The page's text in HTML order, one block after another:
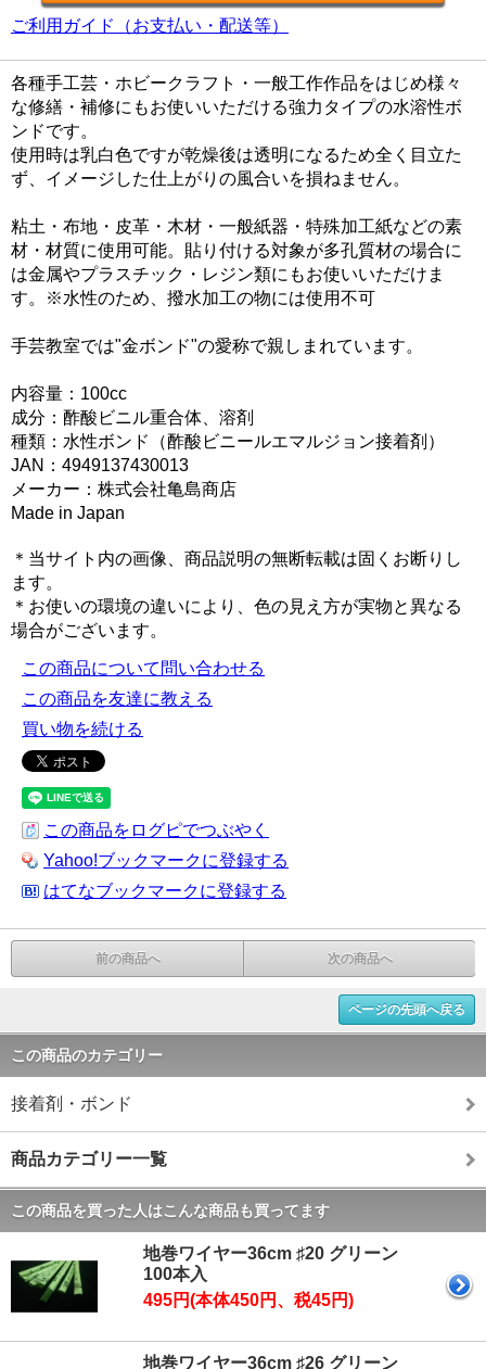
ご利用ガイド（お支払い・配送等）
各種手工芸・ホビークラフト・一般工作作品をはじめ様々
な修繕・補修にもお使いいただける強力タイプの水溶性ボ
ンドです。
使用時は乳白色ですが乾燥後は透明になるため全く目立た
ず、イメージした仕上がりの風合いを損ねません。
粘土・布地・皮革・木材・一般紙器・特殊加工紙などの素
材・材質に使用可能。貼り付ける対象が多孔質材の場合に
は金属やプラスチック・レジン類にもお使いいただけま
す。※水性のため、撥水加工の物には使用不可
手芸教室では"金ボンド"の愛称で親しまれています。
内容量：100cc
成分：酢酸ビニル重合体、溶剤
種類：水性ボンド（酢酸ビニールエマルジョン接着剤）
JAN：4949137430013
メーカー：株式会社亀島商店
Made in Japan
＊当サイト内の画像、商品説明の無断転載は固くお断りし
ます。
＊お使いの環境の違いにより、色の見え方が実物と異なる
場合がございます。
この商品について問い合わせる
この商品を友達に教える
買い物を続ける
この商品をログピでつぶやく
Yahoo!ブックマークに登録する
はてなブックマークに登録する
前の商品へ 次の商品へ
ページの先頭へ戻る
この商品のカテゴリー
接着剤・ボンド
商品カテゴリー一覧
この商品を買った人はこんな商品も買ってます
地巻ワイヤー36cm ♯20 グリーン
100本入
495円(本体450円、税45円)
地巻ワイヤー36cm ♯26 グリーン